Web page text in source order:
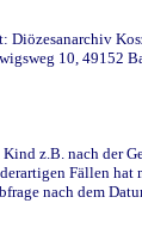
10, 49152
z.B. nach der
Fällen
nach dem